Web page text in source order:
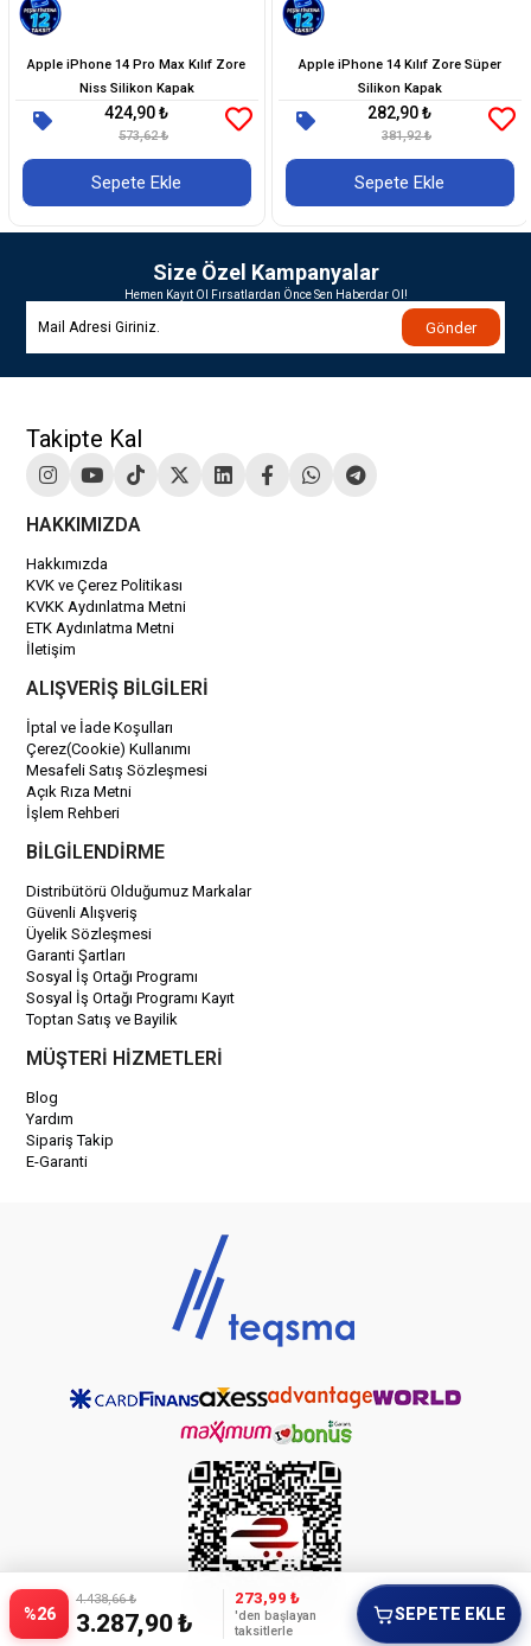
Apple iPhone 14 Pro Max Kılıf Zore
Niss Silikon Kapak
424,90 ₺
573,62 ₺
Sepete Ekle
Apple iPhone 14 Kılıf Zore Süper
Silikon Kapak
282,90 ₺
381,92 ₺
Sepete Ekle
Size Özel Kampanyalar
Hemen Kayıt Ol Fırsatlardan Önce Sen Haberdar Ol!
Gönder
Takipte Kal
HAKKIMIZDA
Hakkımızda
KVK ve Çerez Politikası
KVKK Aydınlatma Metni
ETK Aydınlatma Metni
İletişim
ALIŞVERİŞ BİLGİLERİ
İptal ve İade Koşulları
Çerez(Cookie) Kullanımı
Mesafeli Satış Sözleşmesi
Açık Rıza Metni
İşlem Rehberi
BİLGİLENDİRME
Distribütörü Olduğumuz Markalar
Güvenli Alışveriş
Üyelik Sözleşmesi
Garanti Şartları
Sosyal İş Ortağı Programı
Sosyal İş Ortağı Programı Kayıt
Toptan Satış ve Bayilik
MÜŞTERİ HİZMETLERİ
Blog
Yardım
Sipariş Takip
E-Garanti
%26
4.438,66 ₺
3.287,90 ₺
273,99 ₺
'den başlayan
taksitlerle
SEPETE EKLE